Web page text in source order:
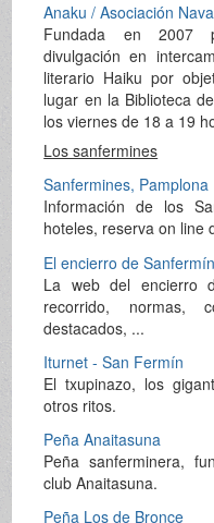
Anaku / Asociación
Fundada en 2007
divulgación en
literario Haiku por
lugar en la Biblioteca
los viernes de 18 a 19
Los sanfermines
Sanfermines, Pamplona
Información de los
hoteles, reserva on line
El encierro de Sanfermín
La web del encierro
recorrido, normas,
destacados, ...
Iturnet - San Fermín
El txupinazo, los
otros ritos.
Peña Anaitasuna
Peña sanferminera,
club Anaitasuna.
Peña Los de Bronce